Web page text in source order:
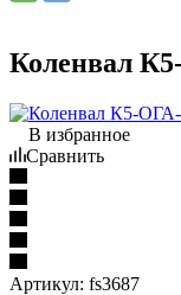
Коленвал
В избранное
Сравнить
Артикул: fs3687